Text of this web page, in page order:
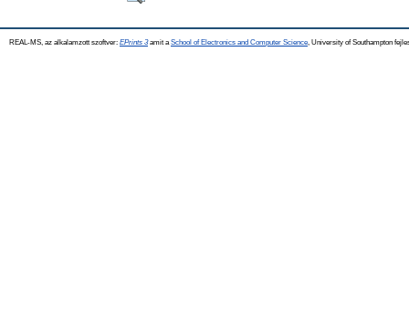
REAL-MS, az alkalamzott szoftver: EPrints 3amit a School of Electronics and Computer Science , University of Southampton